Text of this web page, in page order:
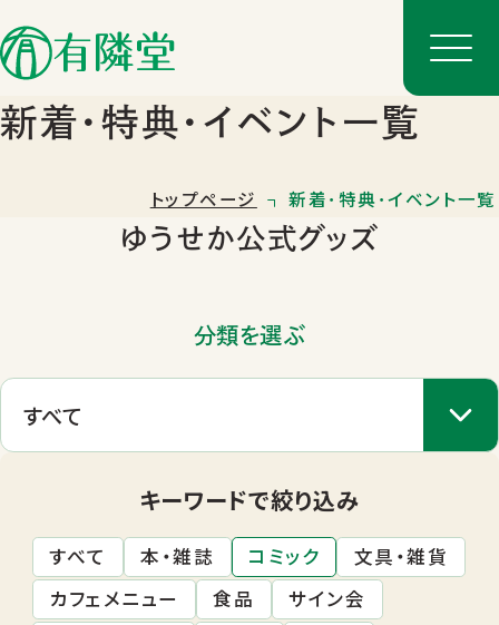
店舗一覧
新着･特典･イベント一覧
トップページ 新着･特典･イベント一覧
ゆうせか公式グッズ
分類を選ぶ
キーワードで絞り込み
すべて 本・雑誌 コミック
文具・雑貨
カフェメニュー
食品
サイン会